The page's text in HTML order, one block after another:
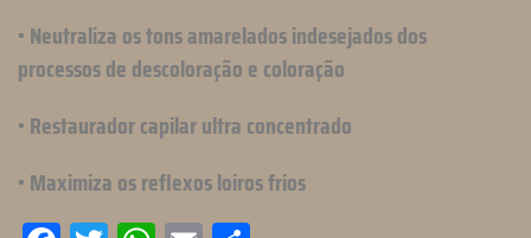
• Neutraliza os tons amarelados indesejados dos
processos de descoloração e coloração
• Restaurador capilar ultra concentrado
• Maximiza os reflexos loiros frios